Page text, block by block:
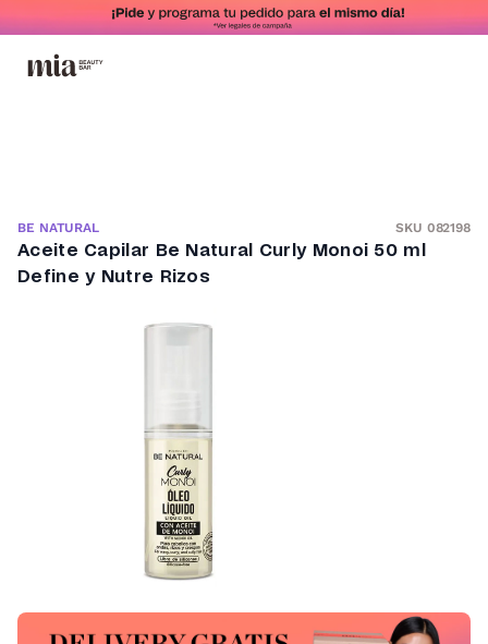
BE NATURAL SKU 082198
Aceite Capilar Be Natural Curly Monoi 50 ml
Define y Nutre Rizos